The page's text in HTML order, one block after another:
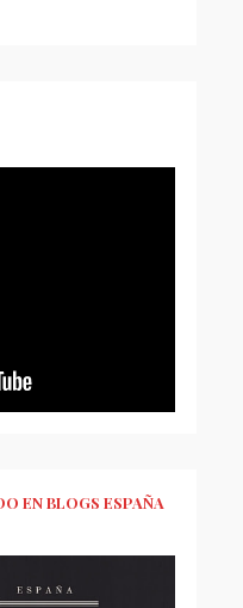
EN BLOGS ESPAÑA